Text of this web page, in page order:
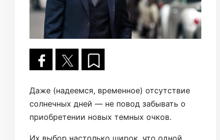
Даже (надеемся, временное) отсутствие
солнечных дней — не повод забывать о
приобретении новых темных очков.